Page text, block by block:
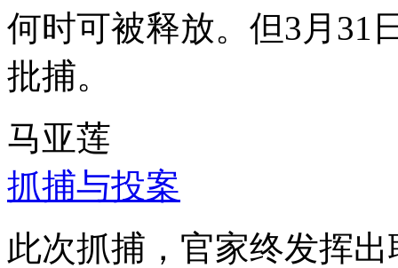
何时可被释放。但3月31
批捕。
马亚莲
抓捕与投案
此次抓捕，官家终发挥